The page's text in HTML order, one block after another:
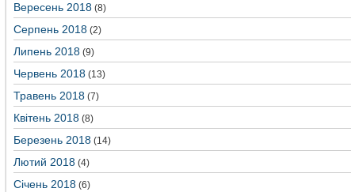
Вересень 2018 (8)
Серпень 2018 (2)
Липень 2018 (9)
Червень 2018 (13)
Травень 2018 (7)
Квітень 2018 (8)
Березень 2018 (14)
Лютий 2018 (4)
Січень 2018 (6)